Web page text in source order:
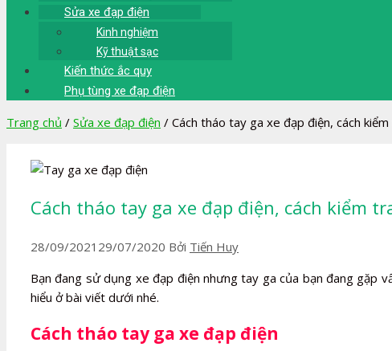
Sửa xe đạp điện
Kinh nghiệm
Kỹ thuật sạc
Kiến thức ắc quy
Phụ tùng xe đạp điện
Trang chủ / Sửa xe đạp điện / Cách tháo tay ga xe đạp điện, cách
Cách tháo tay ga xe đạp điện, cách kiểm
28/09/2021 29/07/2020 Bởi Tiến Huy
Bạn đang sử dụng xe đạp điện nhưng tay ga của bạn đang gặp
hiểu ở bài viết dưới nhé.
Cách tháo tay ga xe đạp điện